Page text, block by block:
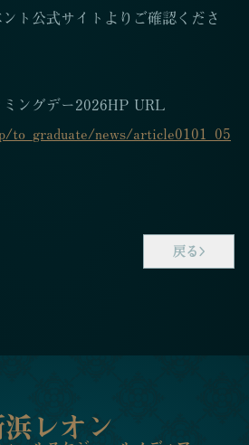
ト公式サイトよりご確認くださ
ングデー2026HP URL
to_graduate/news/article0101_05
戻る
レオン